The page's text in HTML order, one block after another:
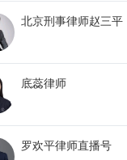
北京刑事律师赵三平
底蕊律师
罗欢平律师直播号